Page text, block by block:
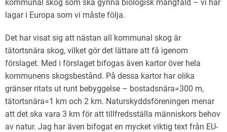
kommunal skog som ska gynna biologisk mångfald – vi har
lagar i Europa som vi måste följa.
Det har visat sig att nästan all kommunal skog är
tätortsnära skog, vilket gör det lättare att få igenom
förslaget. Med i förslaget bifogas även kartor över hela
kommunens skogsbestånd. På dessa kartor har olika
gränser ritats ut runt bebyggelse – bostadsnära=300 m,
tätortsnära=1 km och 2 km. Naturskyddsföreningen menar
att det ska vara 3 km för att tillfredsställa människors behov
av natur. Jag har även bifogat en mycket viktig text från EU-